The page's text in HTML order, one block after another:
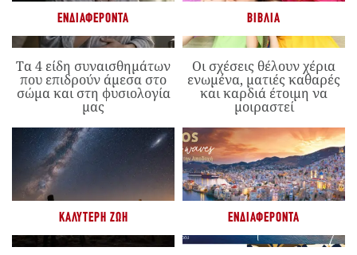
ΕΝΔΙΑΦΈΡΟΝΤΑ
Τα 4 είδη συναισθημάτων
που επιδρούν άμεσα στο
σώμα και στη φυσιολογία
μας
ΒΙΒΛΊΑ
Οι σχέσεις θέλουν χέρια
ενωμένα, ματιές καθαρές
και καρδιά έτοιμη να
μοιραστεί
ΚΑΛΎΤΕΡΗ ΖΩΉ ΕΝΔΙΑΦΈΡΟΝΤΑ